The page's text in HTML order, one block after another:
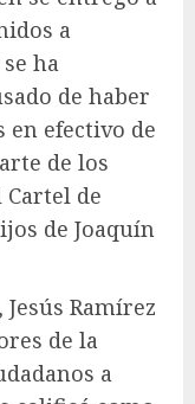
a
ha
de haber
en efectivo de
de los
de
de Joaquín
Ramírez
de la
a